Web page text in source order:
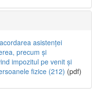
asistenței
precum și
impozitul pe venit și
fizice (212) (pdf)